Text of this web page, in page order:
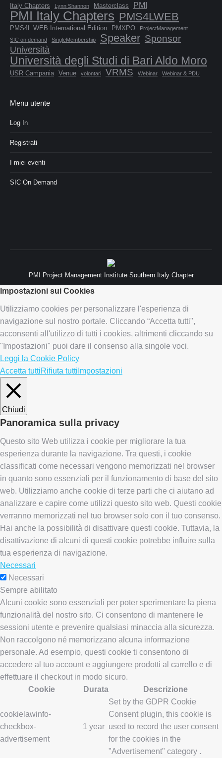
Italy Chapters
Lynn Shannon Masterclass PMI
PMI Italy Chapters PMS4LWEB
PMS4L WEB International Edition PMXPO
ProjectManagement
SIC on demand
SingleMembership Speaker Sponsor
Università
Università degli Studi di Bari Aldo Moro
USR Campania Venue volontari VRMS Webinar Webinar & PDU
Menu utente
Log In
Registrati
I miei eventi
SIC On Demand
PMI Project Management Institute Southern Italy Chapter
Impostazioni sui Cookies
Utilizziamo cookies per personalizzare l'esperienza di
navigazione sul nostro portale. Cliccando “Accetta tutti",
acconsenti all'utilizzo di tutti i cookies, altrimenti cliccando su
"Impostazioni" puoi dare il consenso alla singole voci.
Leggi la Cookie Policy
Accetta tuttiRifiuta tutti Impostazioni
Chiudi
Panoramica sulla privacy
Questo sito Web utilizza i cookie per migliorare la tua
esperienza durante la navigazione. Tra questi, i cookie
classificati come necessari vengono memorizzati nel browser
in quanto sono essenziali per il funzionamento di base del sito
web. Utilizziamo anche cookie di terze parti che ci aiutano ad
analizzare e capire come utilizzi questo sito web. Questi cookie
verranno memorizzati nel tuo browser solo con il tuo consenso.
Hai anche la possibilità di disattivare questi cookie. Tuttavia, la
disattivazione di alcuni di questi cookie potrebbe influire sulla
tua esperienza di navigazione.
Necessari
Necessari
Sempre abilitato
Alcuni cookie sono essenziali per poter sperimentare la piena
funzionalità del nostro sito. Ci consentono di mantenere le
sessioni utente e prevenire qualsiasi minaccia alla sicurezza.
Non raccolgono né memorizzano alcuna informazione
personale. Ad esempio, questi cookie ti consentono di
accedere al tuo account e aggiungere prodotti al carrello e di
effettuare il checkout in modo sicuro.
Cookie
Durata Descrizione
cookielawinfo-
checkbox-
advertisement
1 year
Set by the GDPR Cookie
Consent plugin, this cookie is
used to record the user consent
for the cookies in the
"Advertisement" category .